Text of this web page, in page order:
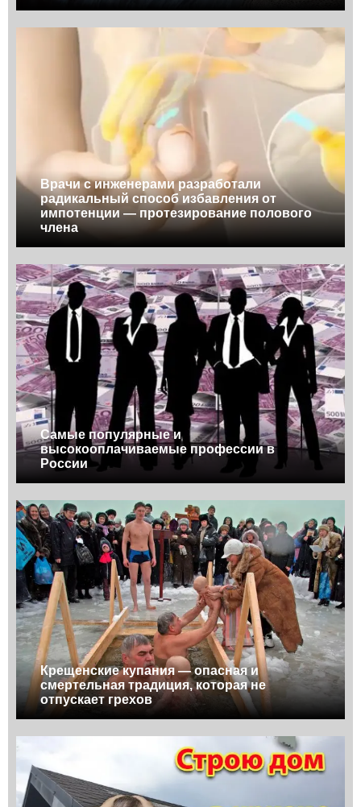
Врачи с инженерами разработали
радикальный способ избавления от
импотенции — протезирование полового
члена
Самые популярные и
высокооплачиваемые профессии в
России
Крещенские купания — опасная и
смертельная традиция, которая не
отпускает грехов